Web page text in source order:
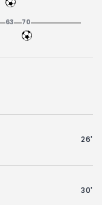
63 70
26'
30'